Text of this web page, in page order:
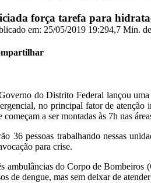
força tarefa para
em: 25/05/2019 19:294,7 Min.
do Distrito Federal lançou uma
no principal fator de atenção
começam a ser montadas às 7h nas
36 pessoas trabalhando nessas
para crise.
ambulâncias do Corpo de Bombeiros
de dengue, mas sem deixar de